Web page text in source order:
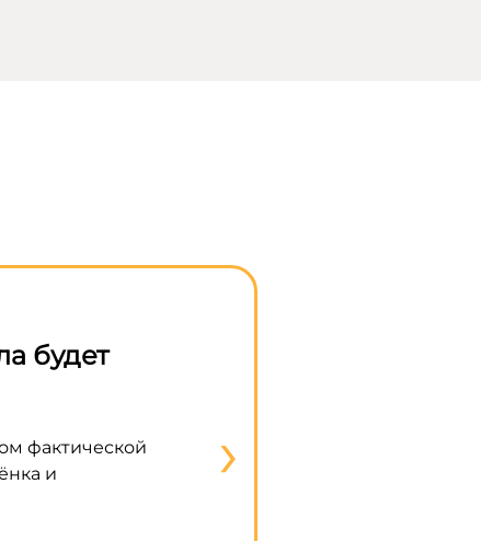
будет
фактической
и
В правительстве закрепили
строительства
›